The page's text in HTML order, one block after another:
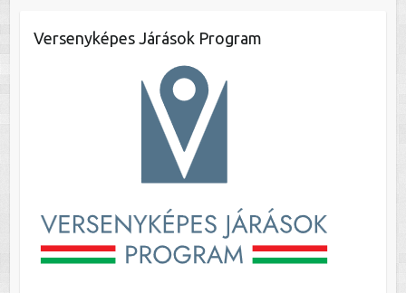
Versenyképes Járások Program